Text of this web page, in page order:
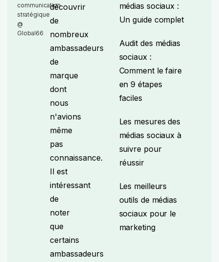
communication
stratégique
@
Global66
découvrir
de
nombreux
ambassadeurs
de
marque
dont
nous
n'avions
même
pas
connaissance.
Il est
intéressant
de
noter
que
certains
ambassadeurs
médias sociaux :
Un guide complet
Audit des médias
sociaux :
Comment le faire
en 9 étapes
faciles
Les mesures des
médias sociaux à
suivre pour
réussir
Les meilleurs
outils de médias
sociaux pour le
marketing